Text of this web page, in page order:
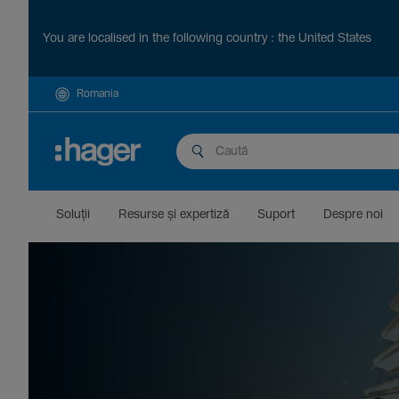
You are localised in the following country : the United States
Romania
Soluții Resurse și exper­tiză Suport Despre noi